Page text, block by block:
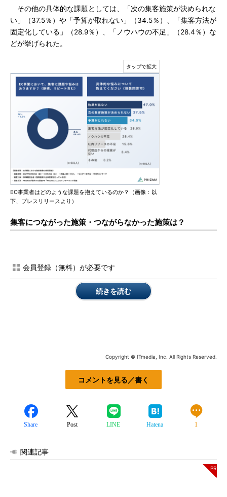
その他の具体的な課題としては、「次の集客施策が決められな
い」（37.5％）や「予算が取れない」（34.5％）、「集客方法が
固定化している」（28.9％）、「ノウハウの不足」（28.4％）な
どが挙げられた。
EC事業者はどのような課題を抱えているのか？（画像：以
下、プレスリリースより）
集客につながった施策・つながらなかった施策は？
会員登録（無料）が必要です
続きを読む
Copyright © ITmedia, Inc. All Rights Reserved.
コメントを見る／書く
Share Post LINE Hatena 1
関連記事